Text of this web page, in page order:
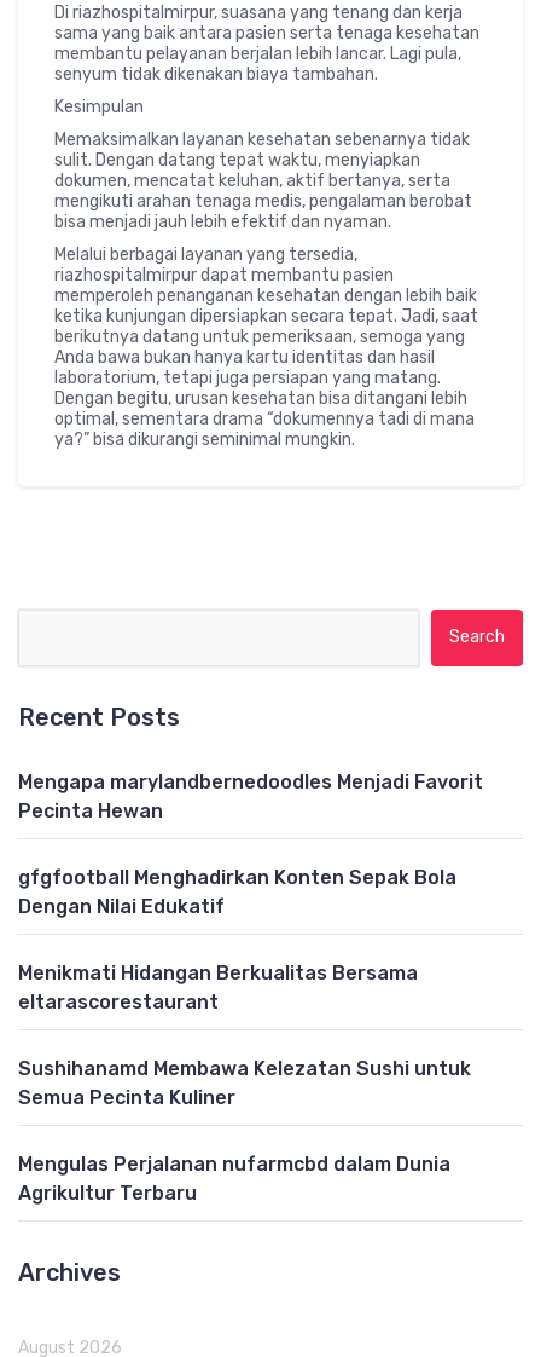
Di riazhospitalmirpur, suasana yang tenang dan kerja
sama yang baik antara pasien serta tenaga kesehatan
membantu pelayanan berjalan lebih lancar. Lagi pula,
senyum tidak dikenakan biaya tambahan.
Kesimpulan
Memaksimalkan layanan kesehatan sebenarnya tidak
sulit. Dengan datang tepat waktu, menyiapkan
dokumen, mencatat keluhan, aktif bertanya, serta
mengikuti arahan tenaga medis, pengalaman berobat
bisa menjadi jauh lebih efektif dan nyaman.
Melalui berbagai layanan yang tersedia,
riazhospitalmirpurdapat membantu pasien
memperoleh penanganan kesehatan dengan lebih baik
ketika kunjungan dipersiapkan secara tepat. Jadi, saat
berikutnya datang untuk pemeriksaan, semoga yang
Anda bawa bukan hanya kartu identitas dan hasil
laboratorium, tetapi juga persiapan yang matang.
Dengan begitu, urusan kesehatan bisa ditangani lebih
optimal, sementara drama “dokumennya tadi di mana
ya?” bisa dikurangi seminimal mungkin.
Recent Posts
Mengapa marylandbernedoodles Menjadi Favorit
Pecinta Hewan
gfgfootball Menghadirkan Konten Sepak Bola
Dengan Nilai Edukatif
Menikmati Hidangan Berkualitas Bersama
eltarascorestaurant
Sushihanamd Membawa Kelezatan Sushi untuk
Semua Pecinta Kuliner
Mengulas Perjalanan nufarmcbd dalam Dunia
Agrikultur Terbaru
Archives
August 2026